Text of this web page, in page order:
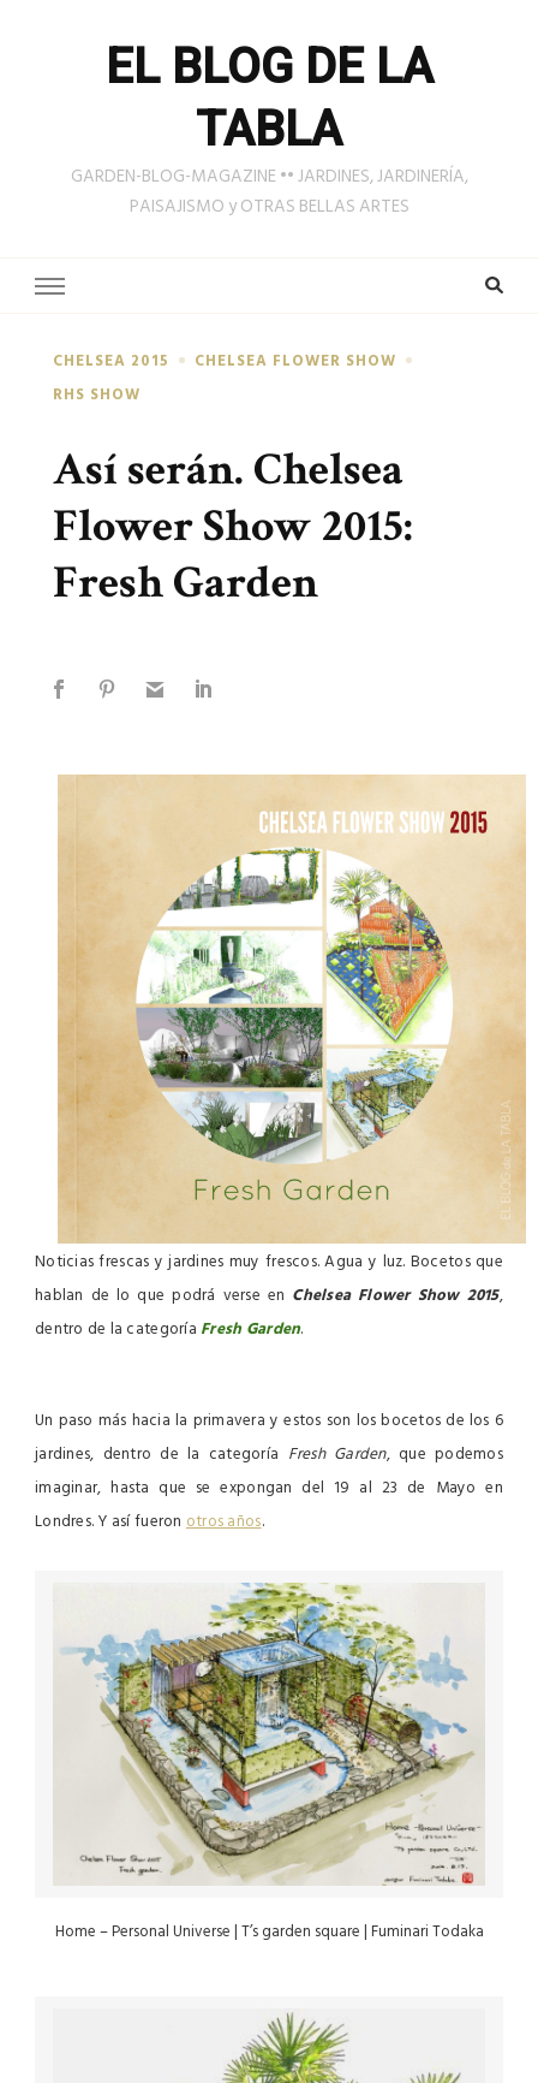
EL BLOG DE LA
TABLA
GARDEN-BLOG-MAGAZINE •• JARDINES, JARDINERÍA,
PAISAJISMO y OTRAS BELLAS ARTES
CHELSEA 2015
CHELSEA FLOWER SHOW
RHS SHOW
Así serán. Chelsea
Flower Show 2015:
Fresh Garden
Noticias frescas y jardines muy frescos. Agua y luz. Bocetos que
hablan de lo que podrá verse en Chelsea Flower Show 2015,
dentro de la categoría Fresh Garden.
Un paso más hacia la primavera y estos son los bocetos de los 6
jardines, dentro de la categoría Fresh Garden, que podemos
imaginar, hasta que se expongan del 19 al 23 de Mayo en
Londres. Y así fueron otros años.
Home – Personal Universe | T’s garden square | Fuminari Todaka